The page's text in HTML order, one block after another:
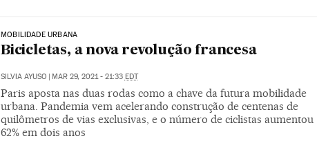
MOBILIDADE URBANA
Bicicletas, a nova revolução francesa
SILVIA AYUSO MAR 29, 2021 - 21:33 EDT
Paris aposta nas duas rodas como a chave da futura mobilidade
urbana. Pandemia vem acelerando construção de centenas de
quilômetros de vias exclusivas, e o número de ciclistas aumentou
62% em dois anos